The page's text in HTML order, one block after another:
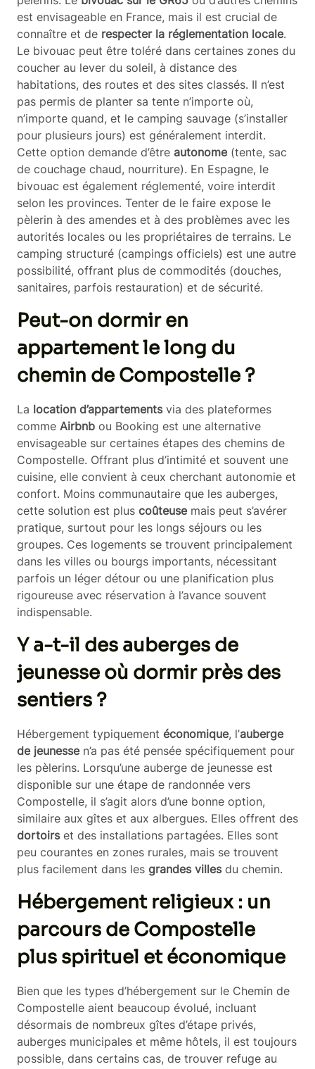
est envisageable en France, mais il est crucial de
connaître et de respecter la réglementation locale.
Le bivouac peut être toléré dans certaines zones du
coucher au lever du soleil, à distance des
habitations, des routes et des sites classés. Il n’est
pas permis de planter sa tente n’importe où,
n’importe quand, et le camping sauvage (s’installer
pour plusieurs jours) est généralement interdit.
Cette option demande d’être autonome(tente, sac
de couchage chaud, nourriture). En Espagne, le
bivouac est également réglementé, voire interdit
selon les provinces. Tenter de le faire expose le
pèlerin à des amendes et à des problèmes avec les
autorités locales ou les propriétaires de terrains. Le
camping structuré (campings officiels) est une autre
possibilité, offrant plus de commodités (douches,
sanitaires, parfois restauration) et de sécurité.
Peut-on dormir en
appartement le long du
chemin de Compostelle ?
La location d’appartementsvia des plateformes
comme Airbnb ou Booking est une alternative
envisageable sur certaines étapes des chemins de
Compostelle. Offrant plus d’intimité et souvent une
cuisine, elle convient à ceux cherchant autonomie et
confort. Moins communautaire que les auberges,
cette solution est plus coûteusemais peut s’avérer
pratique, surtout pour les longs séjours ou les
groupes. Ces logements se trouvent principalement
dans les villes ou bourgs importants, nécessitant
parfois un léger détour ou une planification plus
rigoureuse avec réservation à l’avance souvent
indispensable.
Y a-t-il des auberges de
jeunesse où dormir près des
sentiers ?
Hébergement typiquement économique, l’auberge
de jeunessen’a pas été pensée spécifiquement pour
les pèlerins. Lorsqu’une auberge de jeunesse est
disponible sur une étape de randonnée vers
Compostelle, il s’agit alors d’une bonne option,
similaire aux gîtes et aux albergues. Elles offrent des
dortoirset des installations partagées. Elles sont
peu courantes en zones rurales, mais se trouvent
plus facilement dans les grandes villesdu chemin.
Hébergement religieux : un
parcours de Compostelle
plus spirituel et économique
Bien que les types d’hébergement sur le Chemin de
Compostelle aient beaucoup évolué, incluant
désormais de nombreux gîtes d’étape privés,
auberges municipales et même hôtels, il est toujours
possible, dans certains cas, de trouver refuge au